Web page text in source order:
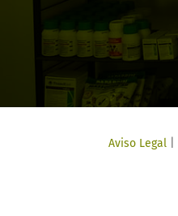
Aviso Legal